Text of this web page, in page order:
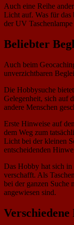
Auch eine Reihe
Licht auf. Was für das
der UV
Beliebter
Auch beim
unverzichtbaren
Die Hobbysuche
Gelegenheit, sich auf
andere Menschen
Erste Hinweise auf
dem Weg zum
Licht bei der kleinen
entscheidenden
Das Hobby hat sich in
verschafft. Als
bei der ganzen Suche
angewiesen sind.